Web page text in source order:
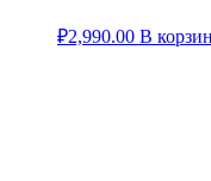
₽2,990.00 В